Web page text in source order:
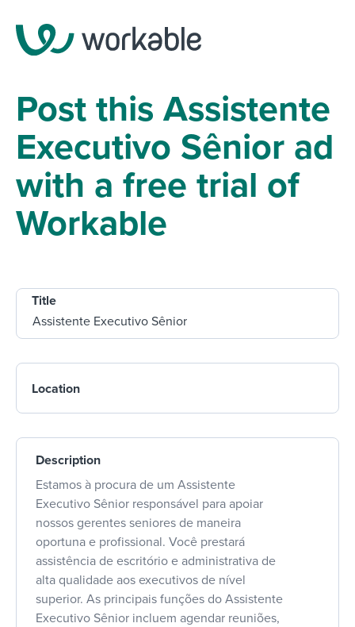
Post this Assistente
Executivo Sênior ad
with a free trial of
Workable
Title
Location
Description
Estamos à procura de um Assistente
Executivo Sênior responsável para apoiar
nossos gerentes seniores de maneira
oportuna e profissional. Você prestará
assistência de escritório e administrativa de
alta qualidade aos executivos de nível
superior. As principais funções do Assistente
Executivo Sênior incluem agendar reuniões,